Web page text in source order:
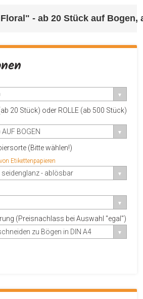
- ab 20 Stück auf Bogen,
20 Stück) oder ROLLE (ab 500 Stück)
BOGEN
(Bitte wählen!)
Etikettenpapieren
seidenglanz - ablösbar
(Preisnachlass bei Auswahl "egal")
zu Bögen in DIN A4